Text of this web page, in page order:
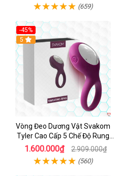
(659)
-45%
5
Vòng Đeo Dương Vật Svakom
Tyler Cao Cấp 5 Chế Độ Rung
Mạnh Mẽ Kích Thích Điểm G
1.600.000₫ 2.909.000₫
(560)